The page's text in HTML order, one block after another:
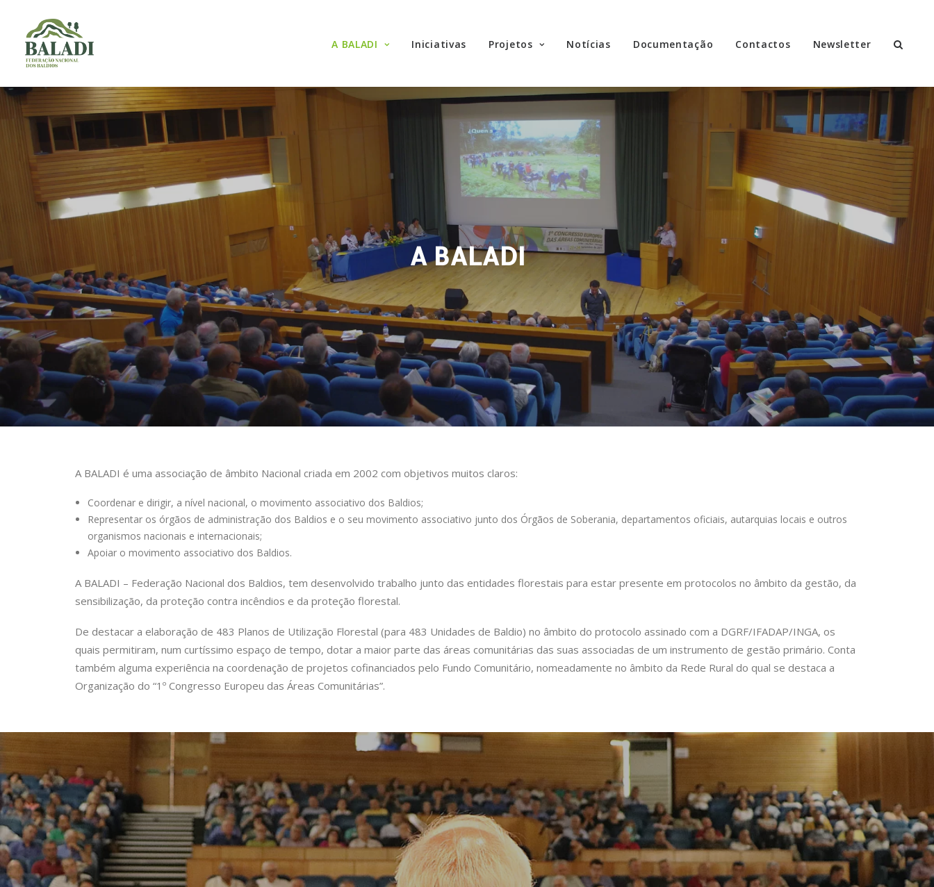
A BALADI Iniciativas Projetos Notícias Documentação Contactos Newsletter
A BALADI
A BALADI é uma associação de âmbito Nacional criada em 2002 com objetivos muitos claros:
Coordenar e dirigir, a nível nacional, o movimento associativo dos Baldios;
Representar os órgãos de administração dos Baldios e o seu movimento associativo junto dos Órgãos de Soberania, departamentos oficiais, autarquias locais e outros
organismos nacionais e internacionais;
Apoiar o movimento associativo dos Baldios.
A BALADI – Federação Nacional dos Baldios, tem desenvolvido trabalho junto das entidades florestais para estar presente em protocolos no âmbito da gestão, da
sensibilização, da proteção contra incêndios e da proteção florestal.
De destacar a elaboração de 483 Planos de Utilização Florestal (para 483 Unidades de Baldio) no âmbito do protocolo assinado com a DGRF/IFADAP/INGA, os
quais permitiram, num curtíssimo espaço de tempo, dotar a maior parte das áreas comunitárias das suas associadas de um instrumento de gestão primário. Conta
também alguma experiência na coordenação de projetos cofinanciados pelo Fundo Comunitário, nomeadamente no âmbito da Rede Rural do qual se destaca a
Organização do “1º Congresso Europeu das Áreas Comunitárias”.